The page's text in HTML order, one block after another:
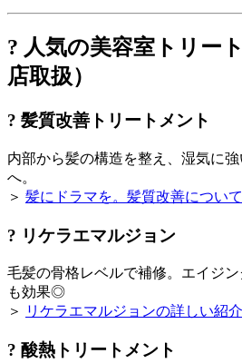
? 人気の美容室トリー
店取扱）
? 髪質改善トリートメント
内部から髪の構造を整え、湿気に
へ。
＞ 髪にドラマを。髪質改善について
? リケラエマルジョン
毛髪の骨格レベルで補修。エイジ
も効果◎
＞
リケラエマルジョンの詳しい紹
? 酸熱トリートメント